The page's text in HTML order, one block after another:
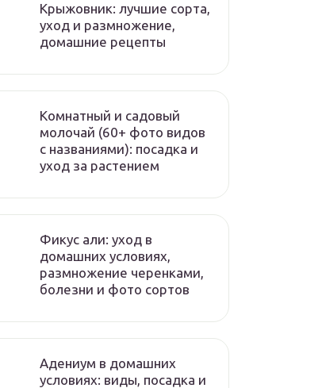
Крыжовник: лучшие сорта,
уход и размножение,
домашние рецепты
Комнатный и садовый
молочай (60+ фото видов
с названиями): посадка и
уход за растением
Фикус али: уход в
домашних условиях,
размножение черенками,
болезни и фото сортов
Адениум в домашних
условиях: виды, посадка и